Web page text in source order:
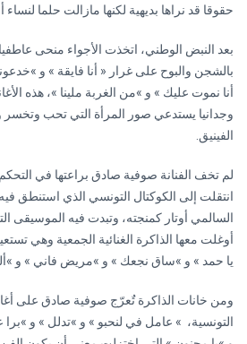
حقوقا قد نراها بديهية لكنها مازالت حلما
بعد النبض الوطني، اتخذت الأجواء منحى
بالشجن والبوح على غرار « أنا فايقة » و
أنا نموت عليك » و »من الغربة ملينا »، هذه
وجدانيا يستدعي صور المرأة التي تحب
الفينيق.
لم تخف الفنانة صوفية صادق براعتها في
انتقلت إلى الكوكتال التونسي الذي استنطق فيه
السالمي أوتار كمنجته، وتبدت فيه الموسيقى
أوغلت معها الذاكرة الغنائية الجمعية وهي
يا حمد » و »ساق نجعك » و »مريض فاني » و
ومن خانات الذاكرة تٌعرّج صوفية صادق على
التونسية، » عامل في لنحبو » و »تدلل » و